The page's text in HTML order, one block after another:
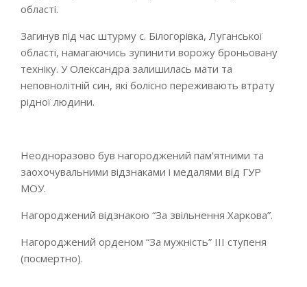
області.
Загинув під час штурму с. Білогорівка, Луганської
області, намагаючись зупинити ворожу броньовану
техніку. У Олександра залишилась мати та
неповнолітній син, які болісно переживають втрату
рідної людини.
Неодноразово був нагороджений пам’ятними та
заохочувальними відзнаками і медалями від ГУР
МОУ.
Нагороджений відзнакою “За звільнення Харкова”.
Нагороджений орденом “За мужність” III ступеня
(посмертно).